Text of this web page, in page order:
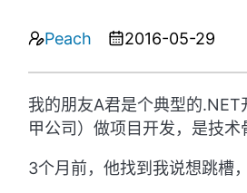
Peach 2016-05-29
我的朋友A君是个典型的
甲公司）做项目开发，是技术
3个月前，他找到我说想跳槽